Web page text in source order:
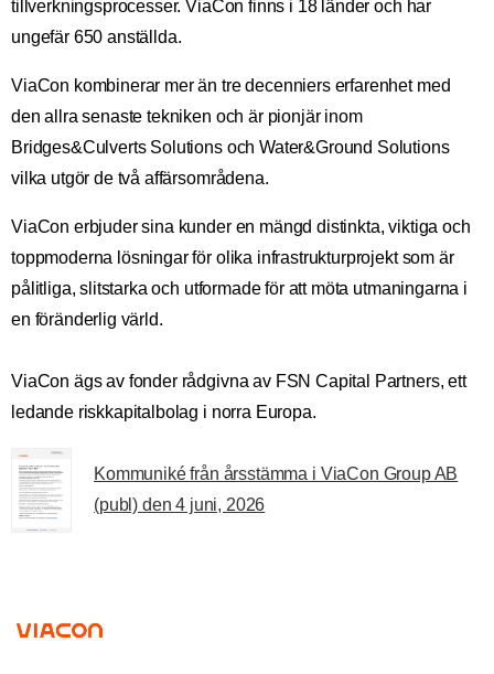
tillverkningsprocesser. ViaCon finns i 18 länder och har
ungefär 650 anställda.
ViaCon kombinerar mer än tre decenniers erfarenhet med
den allra senaste tekniken och är pionjär inom
Bridges&Culverts Solutions och Water&Ground Solutions
vilka utgör de två affärsområdena.
ViaCon erbjuder sina kunder en mängd distinkta, viktiga och
toppmoderna lösningar för olika infrastrukturprojekt som är
pålitliga, slitstarka och utformade för att möta utmaningarna i
en föränderlig värld.
ViaCon ägs av fonder rådgivna av FSN Capital Partners, ett
ledande riskkapitalbolag i norra Europa.
Kommuniké från årsstämma i ViaCon Group AB
(publ) den 4 juni, 2026